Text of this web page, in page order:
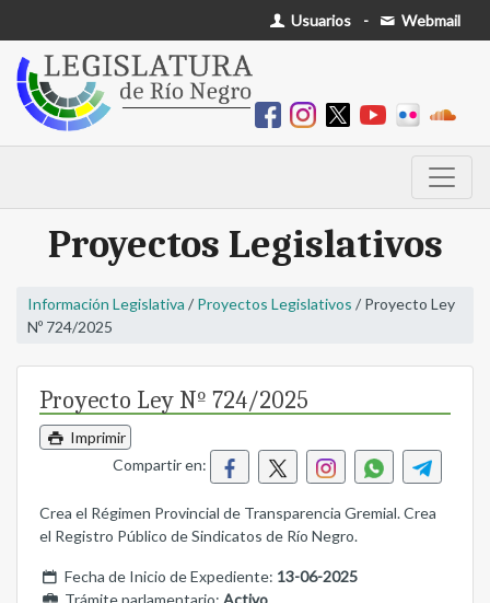
Usuarios - Webmail
Proyectos Legislativos
Información Legislativa / Proyectos Legislativos / Proyecto Ley
Nº 724/2025
Proyecto Ley Nº 724/2025
Imprimir
Compartir en:
Crea el Régimen Provincial de Transparencia Gremial. Crea
el Registro Público de Sindicatos de Río Negro.
Fecha de Inicio de Expediente: 13-06-2025